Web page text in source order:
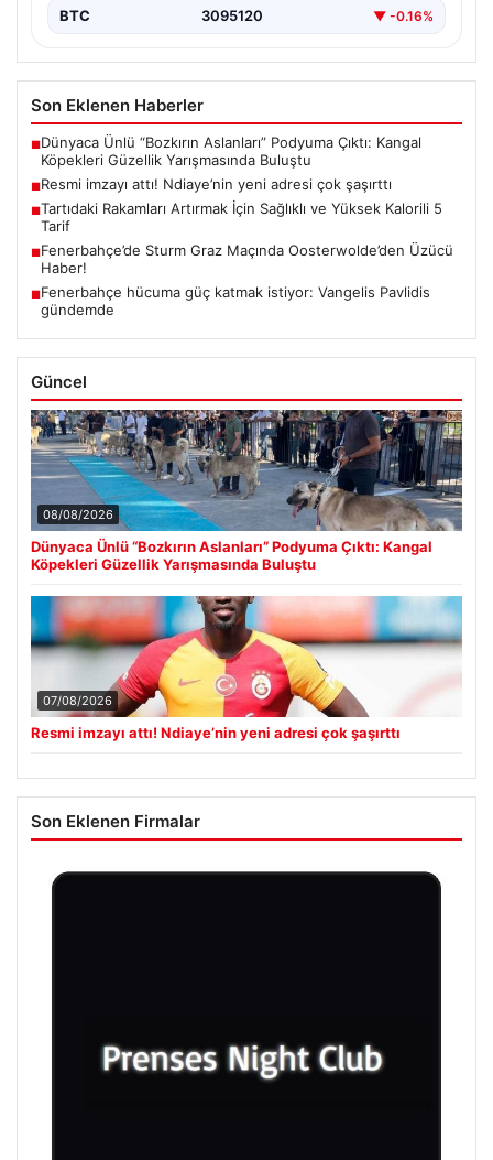
BTC 3095120 ▼ -0.16%
Son Eklenen Haberler
■Dünyaca Ünlü “Bozkırın Aslanları” Podyuma Çıktı: Kangal
Köpekleri Güzellik Yarışmasında Buluştu
■Resmi imzayı attı! Ndiaye’nin yeni adresi çok şaşırttı
■Tartıdaki Rakamları Artırmak İçin Sağlıklı ve Yüksek Kalorili 5
Tarif
■Fenerbahçe’de Sturm Graz Maçında Oosterwolde’den Üzücü
Haber!
■Fenerbahçe hücuma güç katmak istiyor: Vangelis Pavlidis
gündemde
Güncel
08/08/2026
Dünyaca Ünlü “Bozkırın Aslanları” Podyuma Çıktı: Kangal
Köpekleri Güzellik Yarışmasında Buluştu
07/08/2026
Resmi imzayı attı! Ndiaye’nin yeni adresi çok şaşırttı
Son Eklenen Firmalar